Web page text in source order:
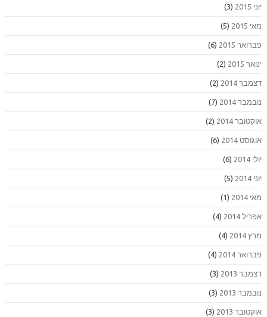
יוני 2015 (3)
מאי 2015 (5)
פברואר 2015 (6)
ינואר 2015 (2)
דצמבר 2014 (2)
נובמבר 2014 (7)
אוקטובר 2014 (2)
אוגוסט 2014 (6)
יולי 2014 (6)
יוני 2014 (5)
מאי 2014 (1)
אפריל 2014 (4)
מרץ 2014 (4)
פברואר 2014 (4)
דצמבר 2013 (3)
נובמבר 2013 (3)
אוקטובר 2013 (3)